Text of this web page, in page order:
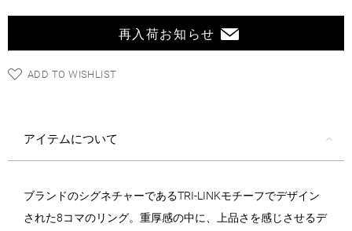
再入荷お知らせ
ADD TO WISHLIST
アイテムについて
ブランドのシグネチャーであるTRI-LINKモチーフでデザイン
された8コマのリング。重厚感の中に、上品さを感じさせるデ